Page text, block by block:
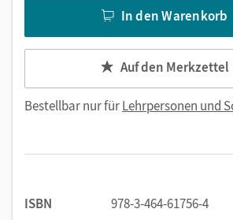
In den Warenkorb
Auf den Merkzettel
Bestellbar nur fürLehrpersonen und
ISBN
978-3-464-61756-4